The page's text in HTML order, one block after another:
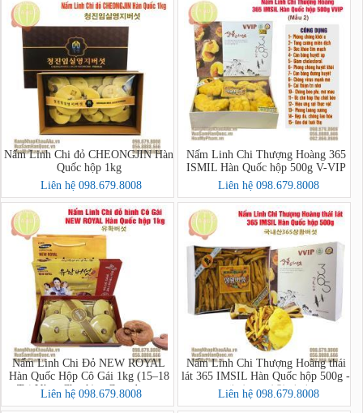
Nấm Linh Chi đỏ CHEONGJIN Hàn
Quốc hộp 1kg
Liên hệ 098.679.8008
Nấm Linh Chi Thượng Hoàng 365
ISMIL Hàn Quốc hộp 500g V-VIP
Liên hệ 098.679.8008
Nấm Linh Chi Đỏ NEW ROYAL
Hàn Quốc Hộp Cô Gái 1kg (15–18
Tai Vàng Chanh) – Ganoderma
Lucidum Premium
Liên hệ 098.679.8008
Nấm Linh Chi Thượng Hoàng thái
lát 365 IMSIL Hàn Quốc hộp 500g -
내산365상황버섯
Liên hệ 098.679.8008